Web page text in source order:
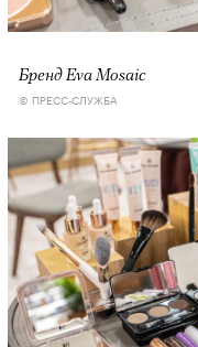
Бренд Eva Mosaic
© ПРЕСС-СЛУЖБА